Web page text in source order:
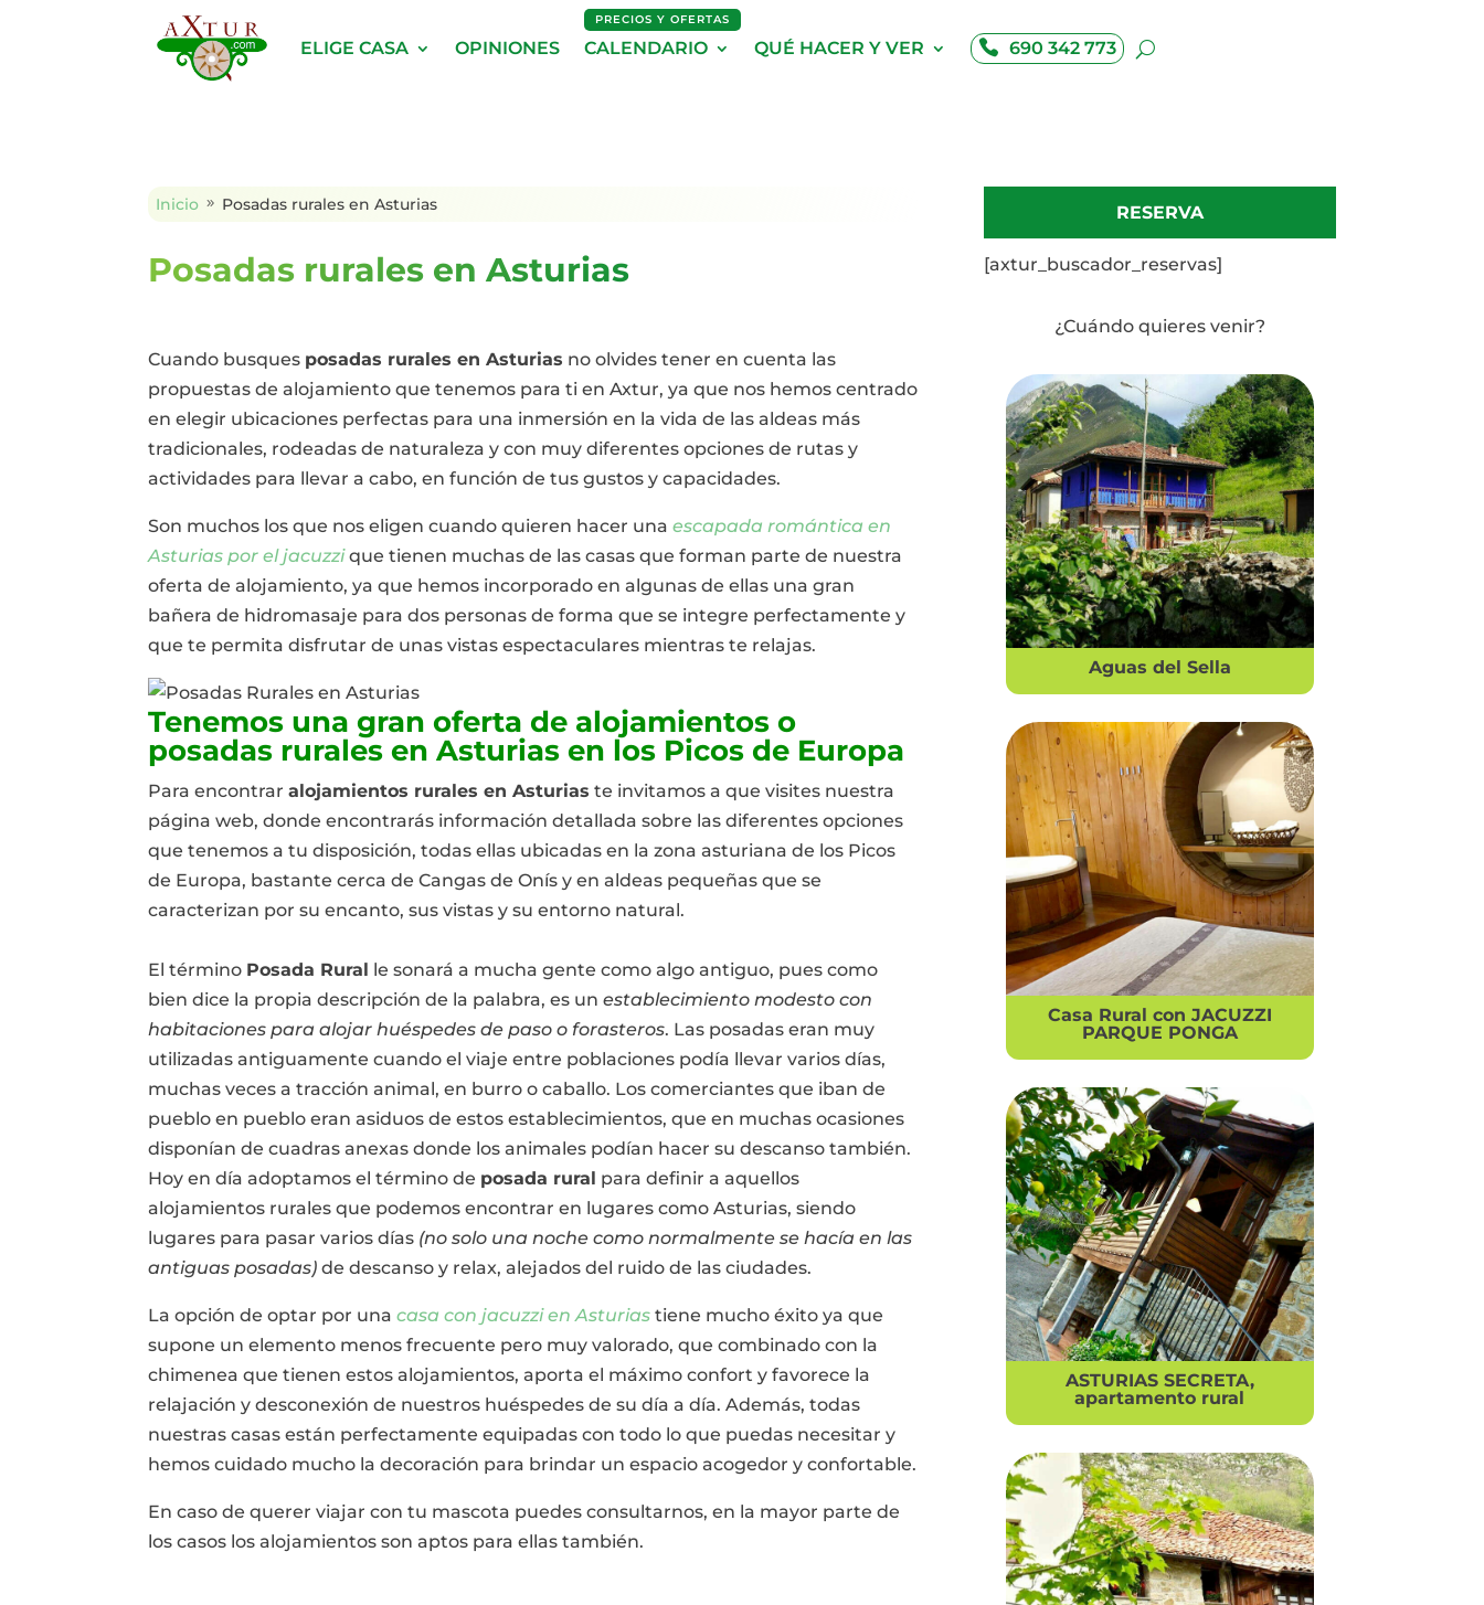
ELIGE CASA OPINIONES
PRECIOS Y OFERTAS
CALENDARIO QUÉ HACER Y VER 690 342 773
Inicio 9 Posadas rurales en Asturias
Posadas rurales en Asturias
Cuando busques posadas rurales en Asturias no olvides tener en cuenta las
propuestas de alojamiento que tenemos para ti en Axtur, ya que nos hemos centrado
en elegir ubicaciones perfectas para una inmersión en la vida de las aldeas más
tradicionales, rodeadas de naturaleza y con muy diferentes opciones de rutas y
actividades para llevar a cabo, en función de tus gustos y capacidades.
Son muchos los que nos eligen cuando quieren hacer unaescapada romántica en
Asturias por el jacuzzique tienen muchas de las casas que forman parte de nuestra
oferta de alojamiento, ya que hemos incorporado en algunas de ellas una gran
bañera de hidromasaje para dos personas de forma que se integre perfectamente y
que te permita disfrutar de unas vistas espectaculares mientras te relajas.
Tenemos una gran oferta de alojamientos o
posadas rurales en Asturias en los Picos de Europa
Para encontraralojamientos rurales en Asturias te invitamos a que visites nuestra
página web, donde encontrarás información detallada sobre las diferentes opciones
que tenemos a tu disposición, todas ellas ubicadas en la zona asturiana de los Picos
de Europa, bastante cerca de Cangas de Onís y en aldeas pequeñas que se
caracterizan por su encanto, sus vistas y su entorno natural.
El término Posada Rural le sonará a mucha gente como algo antiguo, pues como
bien dice la propia descripción de la palabra, es unestablecimiento modesto con
habitaciones para alojar huéspedes de paso o forasteros. Las posadas eran muy
utilizadas antiguamente cuando el viaje entre poblaciones podía llevar varios días,
muchas veces a tracción animal, en burro o caballo. Los comerciantes que iban de
pueblo en pueblo eran asiduos de estos establecimientos, que en muchas ocasiones
disponían de cuadras anexas donde los animales podían hacer su descanso también.
Hoy en día adoptamos el término de posada rural para definir a aquellos
alojamientos rurales que podemos encontrar en lugares como Asturias, siendo
lugares para pasar varios días (no solo una noche como normalmente se hacía en las
antiguas posadas) de descanso y relax, alejados del ruido de las ciudades.
La opción de optar por unacasa con jacuzzi en Asturias tiene mucho éxito ya que
supone un elemento menos frecuente pero muy valorado, que combinado con la
chimenea que tienen estos alojamientos, aporta el máximo confort y favorece la
relajación y desconexión de nuestros huéspedes de su día a día. Además, todas
nuestras casas están perfectamente equipadas con todo lo que puedas necesitar y
hemos cuidado mucho la decoración para brindar un espacio acogedor y confortable.
En caso de querer viajar con tu mascota puedes consultarnos, en la mayor parte de
los casos los alojamientos son aptos para ellas también.
RESERVA
[axtur_buscador_reservas]
¿Cuándo quieres venir?
Aguas del Sella
Casa Rural con JACUZZI
PARQUE PONGA
ASTURIAS SECRETA,
apartamento rural